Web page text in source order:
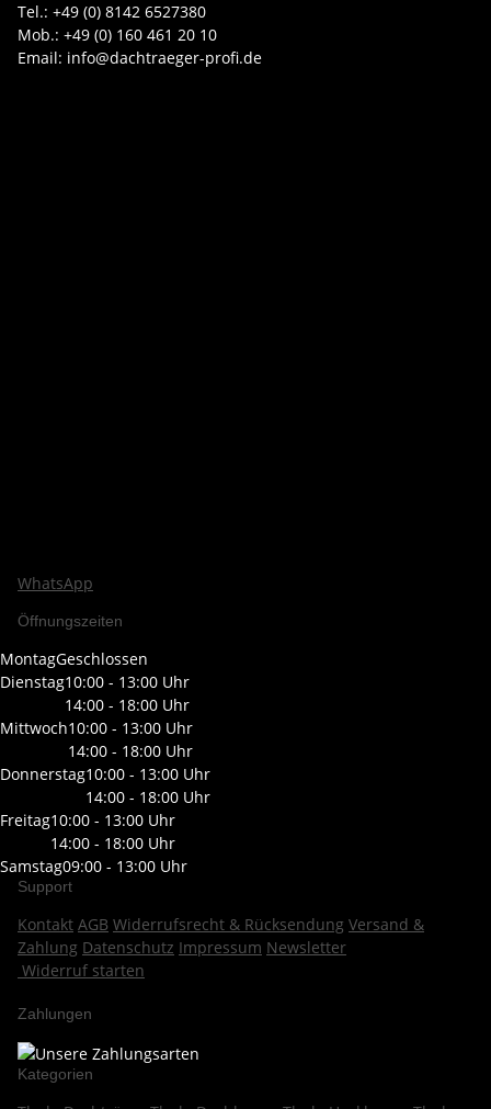
Tel.: +49 (0) 8142 6527380
Mob.: +49 (0) 160 461 20 10
Email: info@dachtraeger-profi.de
WhatsApp
Öffnungszeiten
MontagGeschlossen
Dienstag10:00 - 13:00 Uhr
14:00 - 18:00 Uhr
Mittwoch10:00 - 13:00 Uhr
14:00 - 18:00 Uhr
Donnerstag10:00 - 13:00 Uhr
14:00 - 18:00 Uhr
Freitag10:00 - 13:00 Uhr
14:00 - 18:00 Uhr
Samstag09:00 - 13:00 Uhr
Support
Kontakt AGB Widerrufsrecht & Rücksendung Versand &
Zahlung Datenschutz Impressum Newsletter
Widerruf starten
Zahlungen
Kategorien